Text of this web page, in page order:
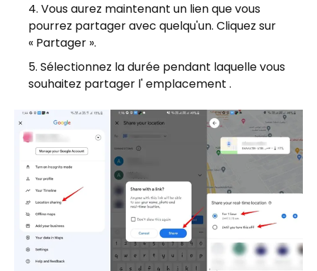
Vous aurez maintenant un lien que vous
pourrez partager avec quelqu'un. Cliquez sur
« Partager ».
Sélectionnez la durée pendant laquelle vous
souhaitez partager l' emplacement .